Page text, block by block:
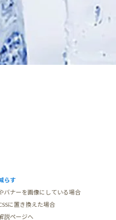
らす
バナーを画像にしている場合
に置き換えた場合
説ページへ